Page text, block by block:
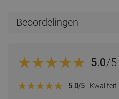
Beoordelingen
5.0/5
5.0/5 Kwaliteit